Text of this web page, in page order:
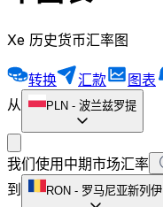
Xe 历史货币汇率图
转换 汇款 图表
从
PLN - 波兰兹罗提
我们使用中期市场汇率
到
RON - 罗马尼亚新列伊